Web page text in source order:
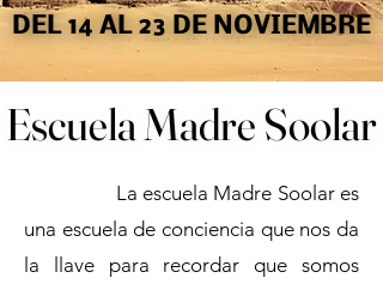
DEL 14 AL 23 DE NOVIEMBRE
DEL 14 AL 23 DE NOVIEMBRE
Escuela Madre Soolar
Escuela Madre Soolar
La escuela Madre Soolar es
una escuela de conciencia que nos da
la llave para recordar que somos